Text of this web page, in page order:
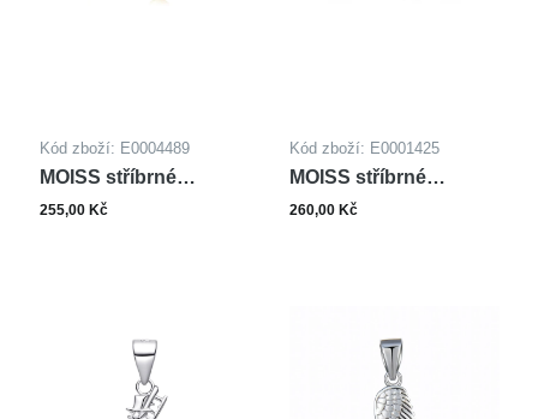
Kód zboží: E0004489
MOISS stříbrné
náušnice
255,00 Kč
Kód zboží: E0001425
MOISS stříbrné
náušnice
260,00 Kč